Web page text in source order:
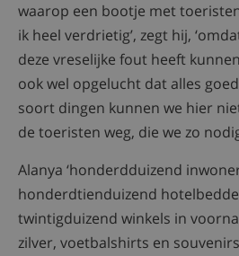
waarop een bootje met
ik heel verdrietig’, zegt hij,
deze vreselijke fout heeft
ook wel opgelucht dat alles
soort dingen kunnen we hier
de toeristen weg, die we zo
Alanya ‘honderdduizend
honderdtienduizend
twintigduizend winkels in
zilver, voetbalshirts en